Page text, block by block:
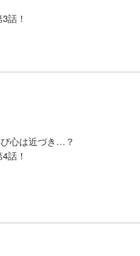
話！
心は近づき…？
話！